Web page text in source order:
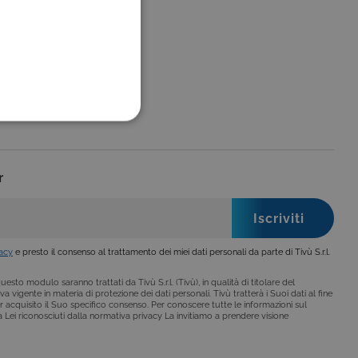
e presto il consenso al trattamento dei miei dati personali da parte di Tivù S.r.l.
modulo saranno trattati da Tivù S.r.l. (Tivù), in qualità di titolare del
vigente in materia di protezione dei dati personali. Tivù tratterà i Suoi dati al fine
il Suo specifico consenso. Per conoscere tutte le informazioni sul
riconosciuti dalla normativa privacy La invitiamo a prendere visione
FUNZIONALITÀ
ai criteri da te
avvisati riguardo alla
di norma, dati